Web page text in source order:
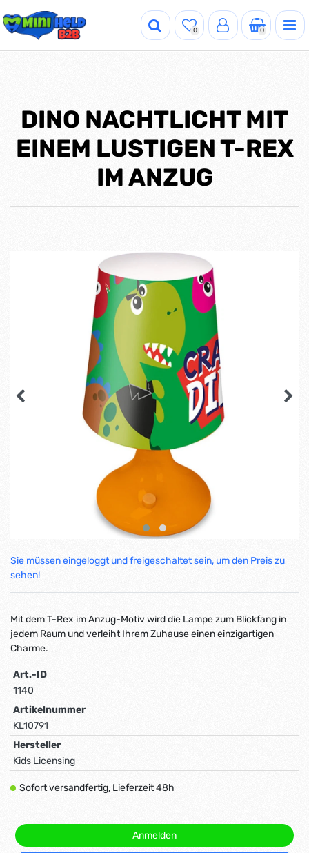
0 0
DINO NACHTLICHT MIT
EINEM LUSTIGEN T-REX
IM ANZUG
Sie müssen eingeloggt und freigeschaltet sein, um den Preis zu
sehen!
Mit dem T-Rex im Anzug-Motiv wird die Lampe zum Blickfang in
jedem Raum und verleiht Ihrem Zuhause einen einzigartigen
Charme.
Art.-ID
1140
Artikelnummer
KL10791
Hersteller
Kids Licensing
Sofort versandfertig, Lieferzeit 48h
Anmelden